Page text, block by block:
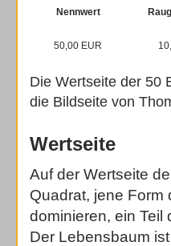
Nennwert
50,00 EUR
Die Wertseite der 50
die Bildseite von
Wertseite
Auf der Wertseite
Quadrat, jene Form
dominieren, ein Teil
Der Lebensbaum